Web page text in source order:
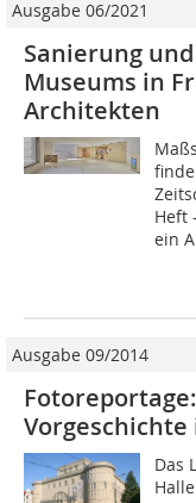
Ausgabe 06/2021
Sanierung
Museums in
Architekten
Heft
ein
Ausgabe 09/2014
Vorgeschichte
Das